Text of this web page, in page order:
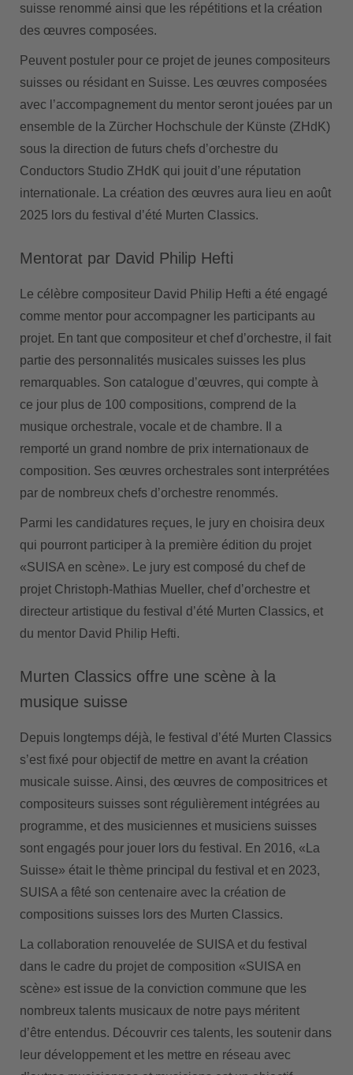
suisse renommé ainsi que les répétitions et la création
des œuvres composées.
Peuvent postuler pour ce projet de jeunes compositeurs
suisses ou résidant en Suisse. Les œuvres composées
avec lʼaccompagnement du mentor seront jouées par un
ensemble de la Zürcher Hochschule der Künste (ZHdK)
sous la direction de futurs chefs dʼorchestre du
Conductors Studio ZHdK qui jouit dʼune réputation
internationale. La création des œuvres aura lieu en août
2025 lors du festival dʼété Murten Classics.
Mentorat par David Philip Hefti
Le célèbre compositeur David Philip Hefti a été engagé
comme mentor pour accompagner les participants au
projet. En tant que compositeur et chef dʼorchestre, il fait
partie des personnalités musicales suisses les plus
remarquables. Son catalogue dʼœuvres, qui compte à
ce jour plus de 100 compositions, comprend de la
musique orchestrale, vocale et de chambre. Il a
remporté un grand nombre de prix internationaux de
composition. Ses œuvres orchestrales sont interprétées
par de nombreux chefs dʼorchestre renommés.
Parmi les candidatures reçues, le jury en choisira deux
qui pourront participer à la première édition du projet
«SUISA en scène». Le jury est composé du chef de
projet Christoph-Mathias Mueller, chef dʼorchestre et
directeur artistique du festival dʼété Murten Classics, et
du mentor David Philip Hefti.
Murten Classics offre une scène à la
musique suisse
Depuis longtemps déjà, le festival dʼété Murten Classics
sʼest fixé pour objectif de mettre en avant la création
musicale suisse. Ainsi, des œuvres de compositrices et
compositeurs suisses sont régulièrement intégrées au
programme, et des musiciennes et musiciens suisses
sont engagés pour jouer lors du festival. En 2016, «La
Suisse» était le thème principal du festival et en 2023,
SUISA a fêté son centenaire avec la création de
compositions suisses lors des Murten Classics.
La collaboration renouvelée de SUISA et du festival
dans le cadre du projet de composition «SUISA en
scène» est issue de la conviction commune que les
nombreux talents musicaux de notre pays méritent
dʼêtre entendus. Découvrir ces talents, les soutenir dans
leur développement et les mettre en réseau avec